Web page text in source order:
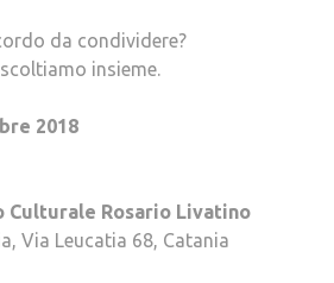
da condividere?
insieme.
2018
Culturale Rosario Livatino
Via Leucatia 68, Catania